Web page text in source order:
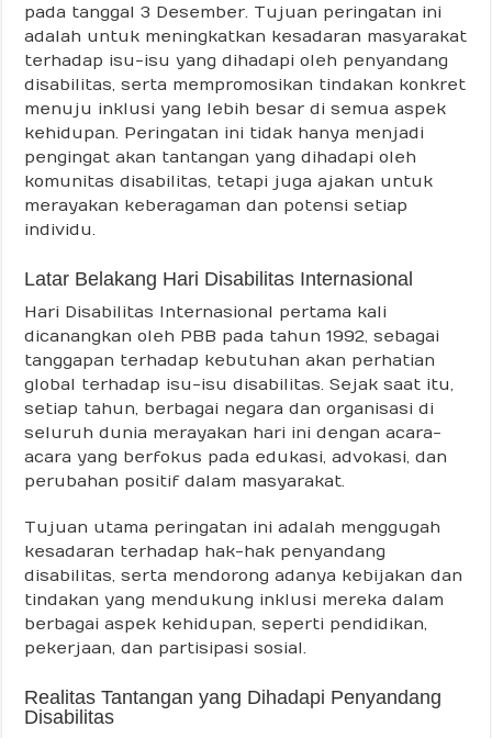
pada tanggal 3 Desember. Tujuan peringatan ini
adalah untuk meningkatkan kesadaran masyarakat
terhadap isu-isu yang dihadapi oleh penyandang
disabilitas, serta mempromosikan tindakan konkret
menuju inklusi yang lebih besar di semua aspek
kehidupan. Peringatan ini tidak hanya menjadi
pengingat akan tantangan yang dihadapi oleh
komunitas disabilitas, tetapi juga ajakan untuk
merayakan keberagaman dan potensi setiap
individu.
Latar Belakang Hari Disabilitas Internasional
Hari Disabilitas Internasional pertama kali
dicanangkan oleh PBB pada tahun 1992, sebagai
tanggapan terhadap kebutuhan akan perhatian
global terhadap isu-isu disabilitas. Sejak saat itu,
setiap tahun, berbagai negara dan organisasi di
seluruh dunia merayakan hari ini dengan acara-
acara yang berfokus pada edukasi, advokasi, dan
perubahan positif dalam masyarakat.
Tujuan utama peringatan ini adalah menggugah
kesadaran terhadap hak-hak penyandang
disabilitas, serta mendorong adanya kebijakan dan
tindakan yang mendukung inklusi mereka dalam
berbagai aspek kehidupan, seperti pendidikan,
pekerjaan, dan partisipasi sosial.
Realitas Tantangan yang Dihadapi Penyandang
Disabilitas